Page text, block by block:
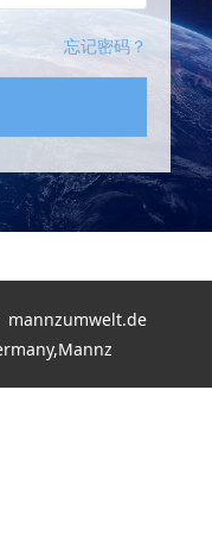
忘记密码？
mannzumwelt.de